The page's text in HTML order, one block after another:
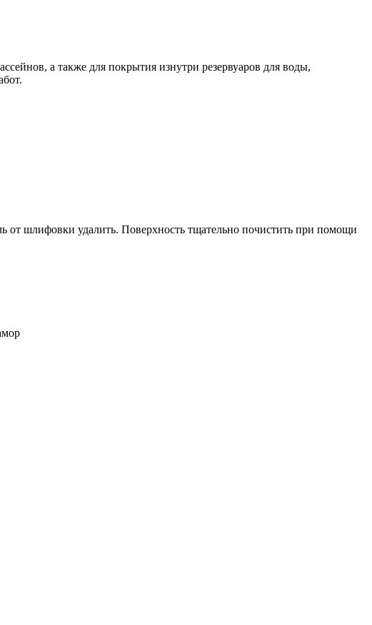
а также для покрытия изнутри резервуаров для воды,
шлифовки удалить. Поверхность тщательно почистить при помощи